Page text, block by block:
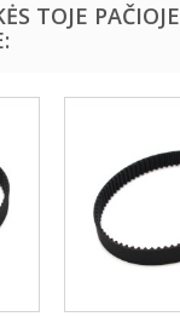
TOJE PAČIOJE